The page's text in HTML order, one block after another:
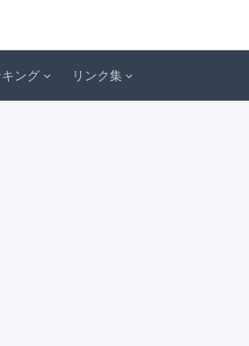
ング リンク集